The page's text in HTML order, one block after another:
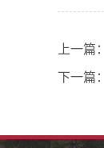
上一篇：
下一篇：